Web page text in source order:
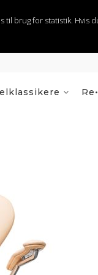
brug for statistik.